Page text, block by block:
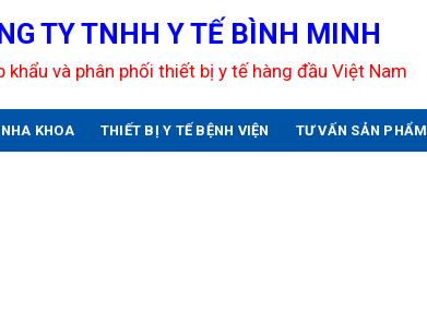
TY TNHH Y TẾ BÌNH MINH
khẩu và phân phối thiết bị y tế hàng đầu Việt Nam
KHOA THIẾT BỊ Y TẾ BỆNH VIỆN TƯ VẤN SẢN PHẨM